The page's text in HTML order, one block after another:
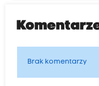
Brak komentarzy